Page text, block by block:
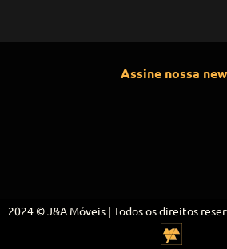
Assine nossa
2024 © J&A Móveis | Todos os direitos